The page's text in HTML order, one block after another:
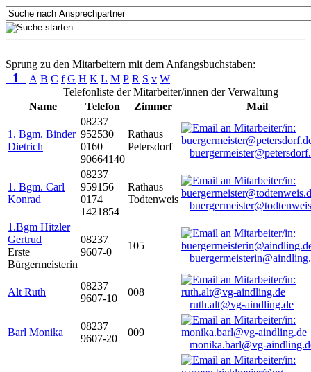
Sprung zu den Mitarbeitern mit dem Anfangsbuchstaben:
1 A B C f G H K L M P R S v W
Telefonliste der Mitarbeiter/innen der Verwaltung
Name
Telefon Zimmer Mail
1. Bgm. Binder
Dietrich
08237
952530
0160
90664140
Rathaus
Petersdorf
1. Bgm. Carl
Konrad
08237
959156
0174
1421854
Rathaus
Todtenweis
1.Bgm Hitzler
Gertrud
Erste
Bürgermeisterin
08237
9607-0
105
Alt Ruth
08237
9607-10
008
ruth.alt@vg-aindling.de
Barl Monika
08237
9607-20
009
monika.barl@vg-